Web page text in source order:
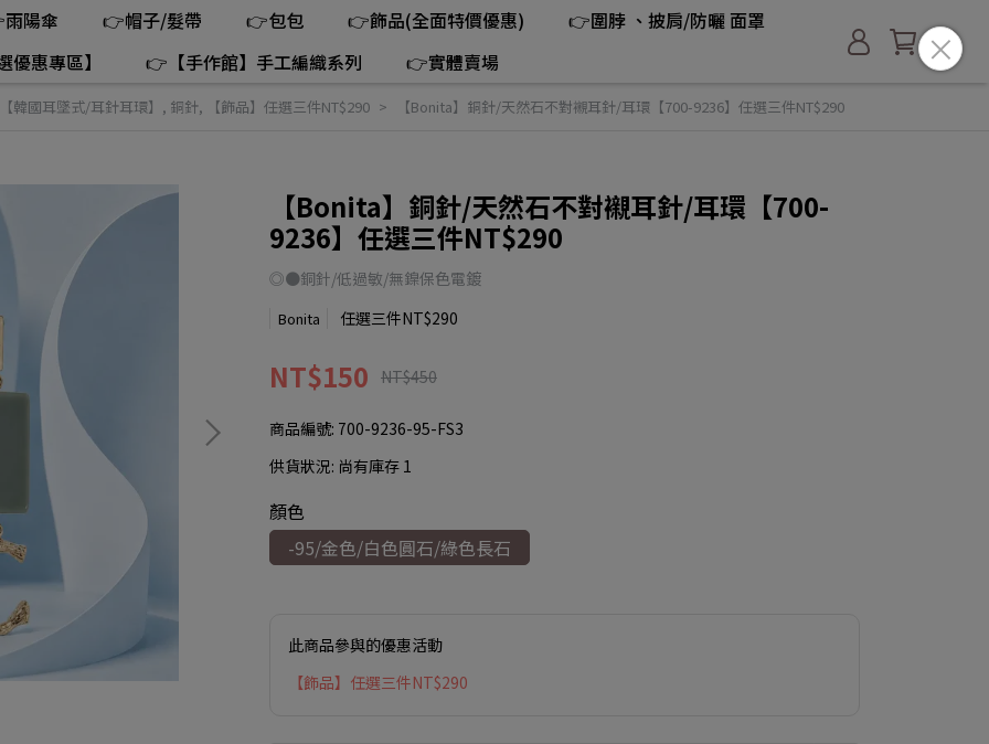
陽傘 👉帽子/髮帶 👉包包 👉飾品(全面特價優惠)
👉圍脖 、披肩/防曬 面罩
惠專區】
👉【手作館】手工編織系列 👉實體賣場
韓國耳墜式/耳針耳環】 , 銅針, 【飾品】任選三件NT$290 【Bonita】銅針/天然石不對襯耳針/耳環【700-9236】任選三件NT$290
【Bonita】銅針/天然石不對襯耳針/耳環【700-
9236】任選三件NT$290
◎●銅針/低過敏/無鎳保色電鍍
Bonita 任選三件NT$290
NT$150 NT$450
商品編號: 700-9236-95-FS3
供貨狀況: 尚有庫存 1
顏色
-95/金色/白色圓石/綠色長石
此商品參與的優惠活動
【飾品】任選三件NT$290